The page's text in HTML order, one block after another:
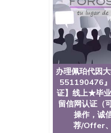
办理佩珀代因
551190476
证】线上★毕
留信网认证（
操作，诚
荐/Offer